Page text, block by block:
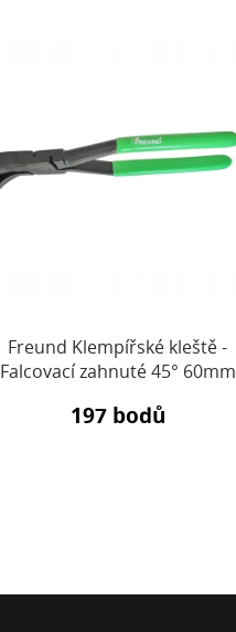
Freund Klempířské kleště -
Falcovací zahnuté 45° 60mm
197 bodů